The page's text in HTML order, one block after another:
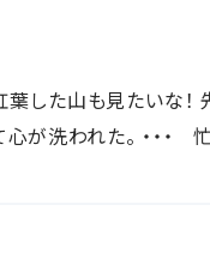
葉した山も見たいな
が洗われた。 ・・・